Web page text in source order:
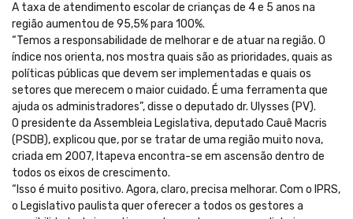
A taxa de atendimento escolar de crianças de 4 e 5 anos na
região aumentou de 95,5% para 100%.
“Temos a responsabilidade de melhorar e de atuar na região. O
índice nos orienta, nos mostra quais são as prioridades, quais as
políticas públicas que devem ser implementadas e quais os
setores que merecem o maior cuidado. É uma ferramenta que
ajuda os administradores”, disse o deputado dr. Ulysses (PV).
O presidente da Assembleia Legislativa, deputado Cauê Macris
(PSDB), explicou que, por se tratar de uma região muito nova,
criada em 2007, Itapeva encontra-se em ascensão dentro de
todos os eixos de crescimento.
“Isso é muito positivo. Agora, claro, precisa melhorar. Com o IPRS,
o Legislativo paulista quer oferecer a todos os gestores a